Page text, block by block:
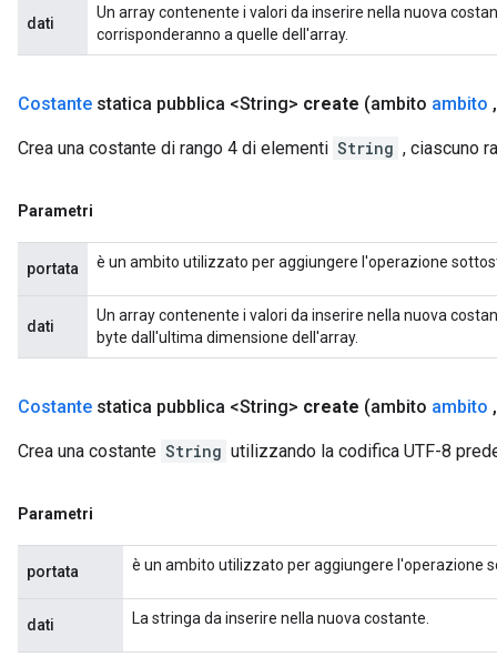
dati
Un array contenente i valori da inserire nella nuova
corrisponderanno a quelle dell'array.
Costante statica pubblica <String> create (ambito ambito ,
Crea una costante di rango 4 di elementi String , ciascuno
Parametri
portata è un ambito utilizzato per aggiungere l'operazione
dati
Un array contenente i valori da inserire nella nuova
byte dall'ultima dimensione dell'array.
Costante statica pubblica <String> create (ambito ambito ,
Crea una costante String utilizzando la codifica UTF-8
Parametri
portata è un ambito utilizzato per aggiungere l'operazione
dati La stringa da inserire nella nuova costante.